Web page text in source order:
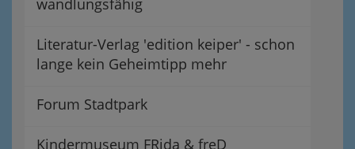
wandlungsfähig
Literatur-Verlag 'edition keiper' - schon
lange kein Geheimtipp mehr
Forum Stadtpark
Kindermuseum FRida & freD